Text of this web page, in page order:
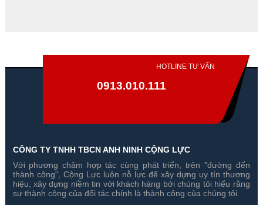
HOTLINE TƯ VẤN
0913.010.111
CÔNG TY TNHH TBCN ANH NINH CỘNG LỰC
Với phương châm hợp tác cùng phát triển, trên "đường đến
thành công", Cộng Lực luôn nỗ lực để xây dựng uy tín thương
hiệu, xây dựng niềm tin với khách hàng bởi chúng tôi hiểu rằng
sự thành công của đối tác chính là thành công của chúng tôi.